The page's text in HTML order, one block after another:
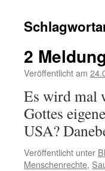
2
Veröffentlicht am
Es wird mal
Gottes
USA?
Veröffentlicht unter
Menschenrechte,